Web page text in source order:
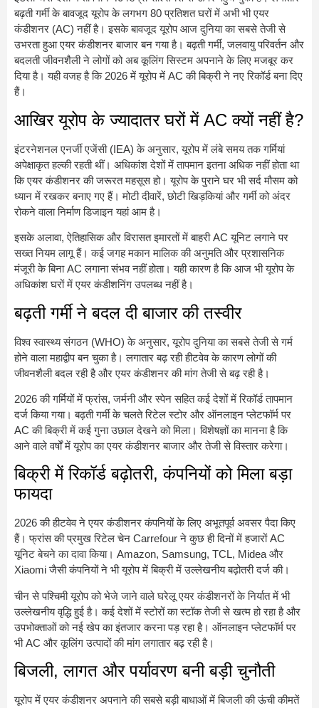
बढ़ती गर्मी के बावजूद यूरोप के लगभग 80 प्रतिशत घरों में अभी भी एयर
कंडीशनर (AC) नहीं है। इसके बावजूद यूरोप आज दुनिया का सबसे तेजी से
उभरता हुआ एयर कंडीशनर बाजार बन गया है। बढ़ती गर्मी, जलवायु परिवर्तन और
बदलती जीवनशैली ने लोगों को अब कूलिंग सिस्टम अपनाने के लिए मजबूर कर
दिया है। यही वजह है कि 2026 में यूरोप में AC की बिक्री ने नए रिकॉर्ड बना दिए
हैं।
आखिर यूरोप के ज्यादातर घरों में AC क्यों नहीं है?
इंटरनेशनल एनर्जी एजेंसी (IEA) के अनुसार, यूरोप में लंबे समय तक गर्मियां
अपेक्षाकृत हल्की रहती थीं। अधिकांश देशों में तापमान इतना अधिक नहीं होता था
कि एयर कंडीशनर की जरूरत महसूस हो। यूरोप के पुराने घर भी सर्द मौसम को
ध्यान में रखकर बनाए गए हैं। मोटी दीवारें, छोटी खिड़कियां और गर्मी को अंदर
रोकने वाला निर्माण डिजाइन यहां आम है।
इसके अलावा, ऐतिहासिक और विरासत इमारतों में बाहरी AC यूनिट लगाने पर
सख्त नियम लागू हैं। कई जगह मकान मालिक की अनुमति और प्रशासनिक
मंजूरी के बिना AC लगाना संभव नहीं होता। यही कारण है कि आज भी यूरोप के
अधिकांश घरों में एयर कंडीशनिंग उपलब्ध नहीं है।
बढ़ती गर्मी ने बदल दी बाजार की तस्वीर
विश्व स्वास्थ्य संगठन (WHO) के अनुसार, यूरोप दुनिया का सबसे तेजी से गर्म
होने वाला महाद्वीप बन चुका है। लगातार बढ़ रही हीटवेव के कारण लोगों की
जीवनशैली बदल रही है और एयर कंडीशनर की मांग तेजी से बढ़ रही है।
2026 की गर्मियों में फ्रांस, जर्मनी और स्पेन सहित कई देशों में रिकॉर्ड तापमान
दर्ज किया गया। बढ़ती गर्मी के चलते रिटेल स्टोर और ऑनलाइन प्लेटफॉर्म पर
AC की बिक्री में कई गुना उछाल देखने को मिला। विशेषज्ञों का मानना है कि
आने वाले वर्षों में यूरोप का एयर कंडीशनर बाजार और तेजी से विस्तार करेगा।
बिक्री में रिकॉर्ड बढ़ोतरी, कंपनियों को मिला बड़ा
फायदा
2026 की हीटवेव ने एयर कंडीशनर कंपनियों के लिए अभूतपूर्व अवसर पैदा किए
हैं। फ्रांस की प्रमुख रिटेल चेन Carrefour ने कुछ ही दिनों में हजारों AC
यूनिट बेचने का दावा किया। Amazon, Samsung, TCL, Midea और
Xiaomi जैसी कंपनियों ने भी यूरोप में बिक्री में उल्लेखनीय बढ़ोतरी दर्ज की।
चीन से पश्चिमी यूरोप को भेजे जाने वाले घरेलू एयर कंडीशनरों के निर्यात में भी
उल्लेखनीय वृद्धि हुई है। कई देशों में स्टोरों का स्टॉक तेजी से खत्म हो रहा है और
उपभोक्ताओं को नई खेप का इंतजार करना पड़ रहा है। ऑनलाइन प्लेटफॉर्म पर
भी AC और कूलिंग उत्पादों की मांग लगातार बढ़ रही है।
बिजली, लागत और पर्यावरण बनी बड़ी चुनौती
यूरोप में एयर कंडीशनर अपनाने की सबसे बड़ी बाधाओं में बिजली की ऊंची कीमतें